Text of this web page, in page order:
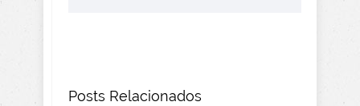
Posts Relacionados